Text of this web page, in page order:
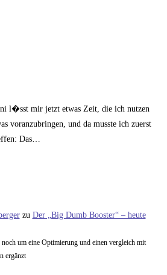
l�sst mir jetzt etwas Zeit, die ich nutzen
voranzubringen, und da musste ich zuerst
Das…
zu Der „Big Dumb Booster“ – heute
um eine Optimierung und einen vergleich mit
ergänzt